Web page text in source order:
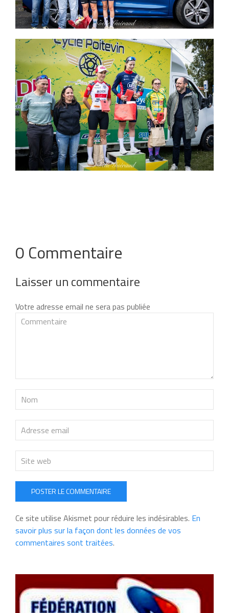
0 Commentaire
Laisser un commentaire
Votre adresse email ne sera pas publiée
POSTER LE COMMENTAIRE
Ce site utilise Akismet pour réduire les indésirables. En
savoir plus sur la façon dont les données de vos
commentaires sont traitées.